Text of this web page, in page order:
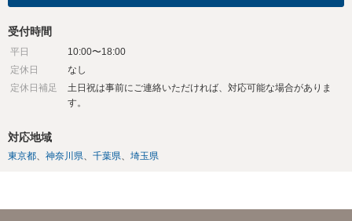
受付時間
平日
10:00〜18:00
定休日
なし
定休日補足
土日祝は事前にご連絡いただければ、対応可能な場合がありま
す。
対応地域
東京都 神奈川県 千葉県 埼玉県